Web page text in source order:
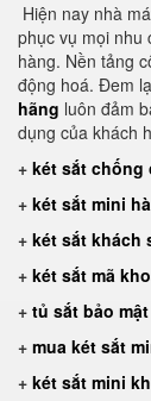
Hiện nay nhà
phục vụ mọi nhu
hàng. Nền tảng
động hoá. Đem
hãng luôn đảm
dụng của khách
+ két sắt chống
+ két sắt mini
+ két sắt khách
+ két sắt mã
+ tủ sắt bảo
+ mua két sắt
+ két sắt mini